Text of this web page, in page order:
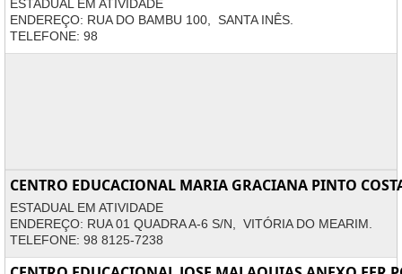
ESTADUAL EM ATIVIDADE
ENDEREÇO: RUA DO BAMBU 100, SANTA INÊS.
TELEFONE: 98
CENTRO EDUCACIONAL MARIA GRACIANA PINTO
ESTADUAL EM ATIVIDADE
ENDEREÇO: RUA 01 QUADRA A-6 S/N, VITÓRIA DO MEARIM.
TELEFONE: 98 8125-7238